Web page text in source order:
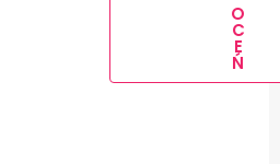
O
C
E
Ń